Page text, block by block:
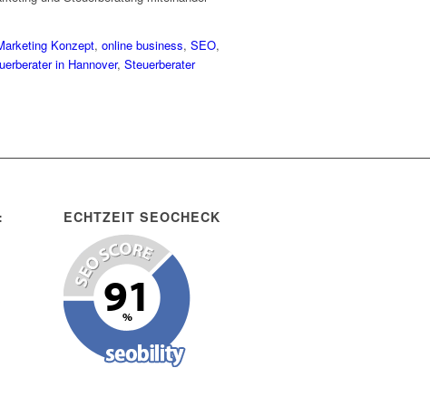
Konzept, online business, SEO,
in Hannover, Steuerberater
ECHTZEIT SEOCHECK